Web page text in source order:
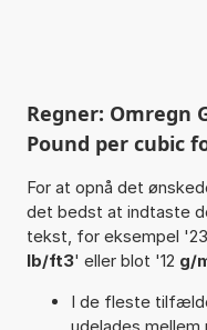
Regner: Omregn
Pound per cubic
For at opnå det
det bedst at indtaste
tekst, for eksempel '23
lb/ft3' eller blot '12 g/
I de fleste
udelades